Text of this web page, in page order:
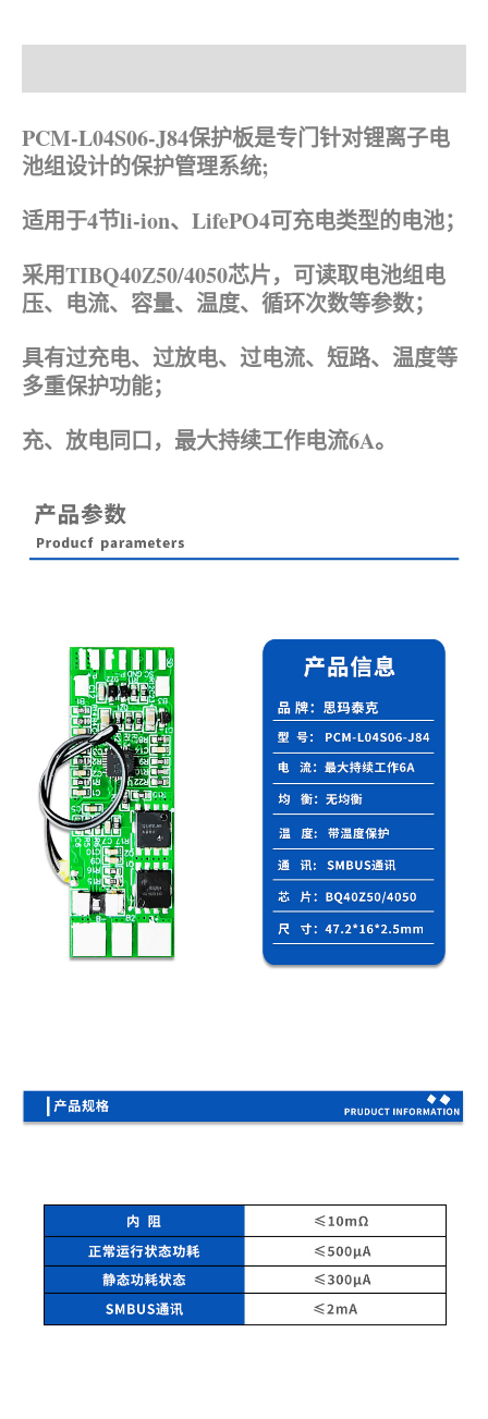
PCM-L04S06-J84保护板是专门针对锂离子电
池组设计的保护管理系统;
适用于4节li-ion、LifePO4可充电类型的电池；
采用TIBQ40Z50/4050芯片，可读取电池组电
压、电流、容量、温度、循环次数等参数；
具有过充电、过放电、过电流、短路、温度等
多重保护功能；
充、放电同口，最大持续工作电流6A。